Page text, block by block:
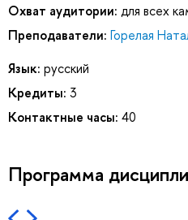
Охват аудитории: для всех
Преподаватели: Горелая
Язык: русский
Кредиты: 3
Контактные часы: 40
Программа